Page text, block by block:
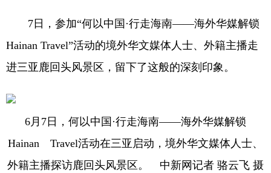
7日，参加“何以中国·行走海南——海外华媒解锁
Hainan Travel”活动的境外华文媒体人士、外籍主播走
进三亚鹿回头风景区，留下了这般的深刻印象。
6月7日，何以中国·行走海南——海外华媒解锁
Hainan Travel活动在三亚启动，境外华文媒体人士、
外籍主播探访鹿回头风景区。 中新网记者 骆云飞 摄